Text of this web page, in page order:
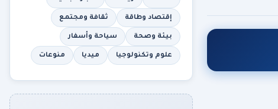
إقتصاد وطاقة ثقافة ومجتمع
بيئة وصحة سياحة وأسفار
علوم وتكنولوجيا ميديا منوعات